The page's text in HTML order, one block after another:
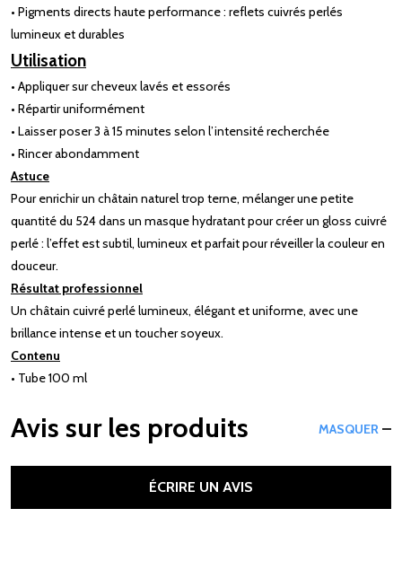
• Pigments directs haute performance : reflets cuivrés perlés
lumineux et durables
Utilisation
• Appliquer sur cheveux lavés et essorés
• Répartir uniformément
• Laisser poser 3 à 15 minutes selon l’intensité recherchée
• Rincer abondamment
Astuce
Pour enrichir un châtain naturel trop terne, mélanger une petite
quantité du 524 dans un masque hydratant pour créer un gloss cuivré
perlé : l’effet est subtil, lumineux et parfait pour réveiller la couleur en
douceur.
Résultat professionnel
Un châtain cuivré perlé lumineux, élégant et uniforme, avec une
brillance intense et un toucher soyeux.
Contenu
• Tube 100 ml
Avis sur les produits MASQUER
ÉCRIRE UN AVIS